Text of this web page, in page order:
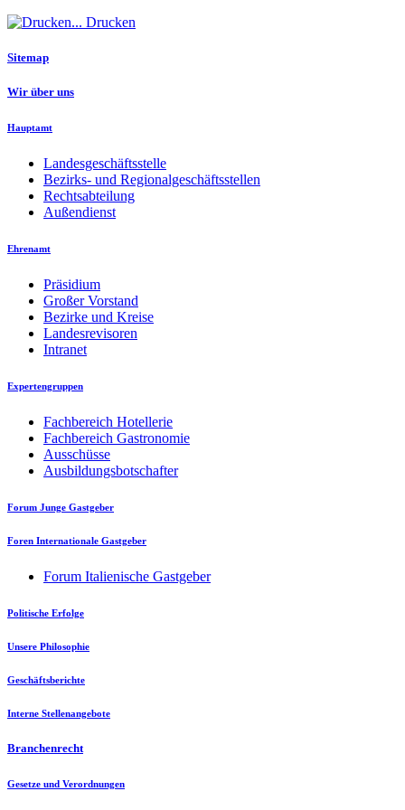
Drucken
Sitemap
Wir über uns
Hauptamt
Landesgeschäftsstelle
Bezirks- und Regionalgeschäftsstellen
Rechtsabteilung
Außendienst
Ehrenamt
Präsidium
Großer Vorstand
Bezirke und Kreise
Landesrevisoren
Intranet
Expertengruppen
Fachbereich Hotellerie
Fachbereich Gastronomie
Ausschüsse
Ausbildungsbotschafter
Forum Junge Gastgeber
Foren Internationale Gastgeber
Forum Italienische Gastgeber
Politische Erfolge
Unsere Philosophie
Geschäftsberichte
Interne Stellenangebote
Branchenrecht
Gesetze und Verordnungen